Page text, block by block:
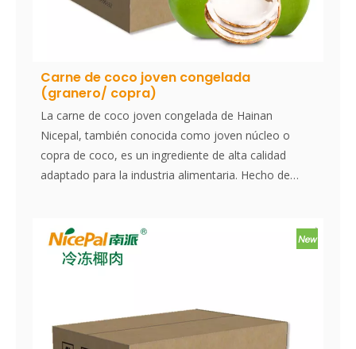
Carne de coco joven congelada
(granero/ copra)
La carne de coco joven congelada de Hainan
Nicepal, también conocida como joven núcleo o
copra de coco, es un ingrediente de alta calidad
adaptado para la industria alimentaria. Hecho de
natural, sabor rico y beneficios nutricionales. Este
producto versátil es perfecto para su uso en postres,
coco conveniente y consistente para los fabricantes.